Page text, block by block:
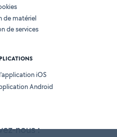
nous :
de matériel
de services
iOS
Android